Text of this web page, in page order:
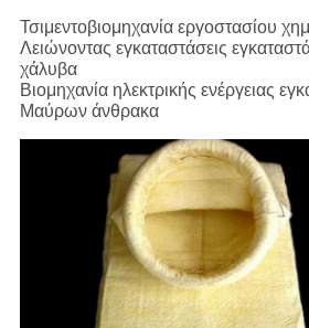
Τσιμεντοβιομηχανία εργοστασίου
Λειώνοντας εγκαταστάσεις
χάλυβα
Βιομηχανία ηλεκτρικής ενέργειας
Μαύρων άνθρακα